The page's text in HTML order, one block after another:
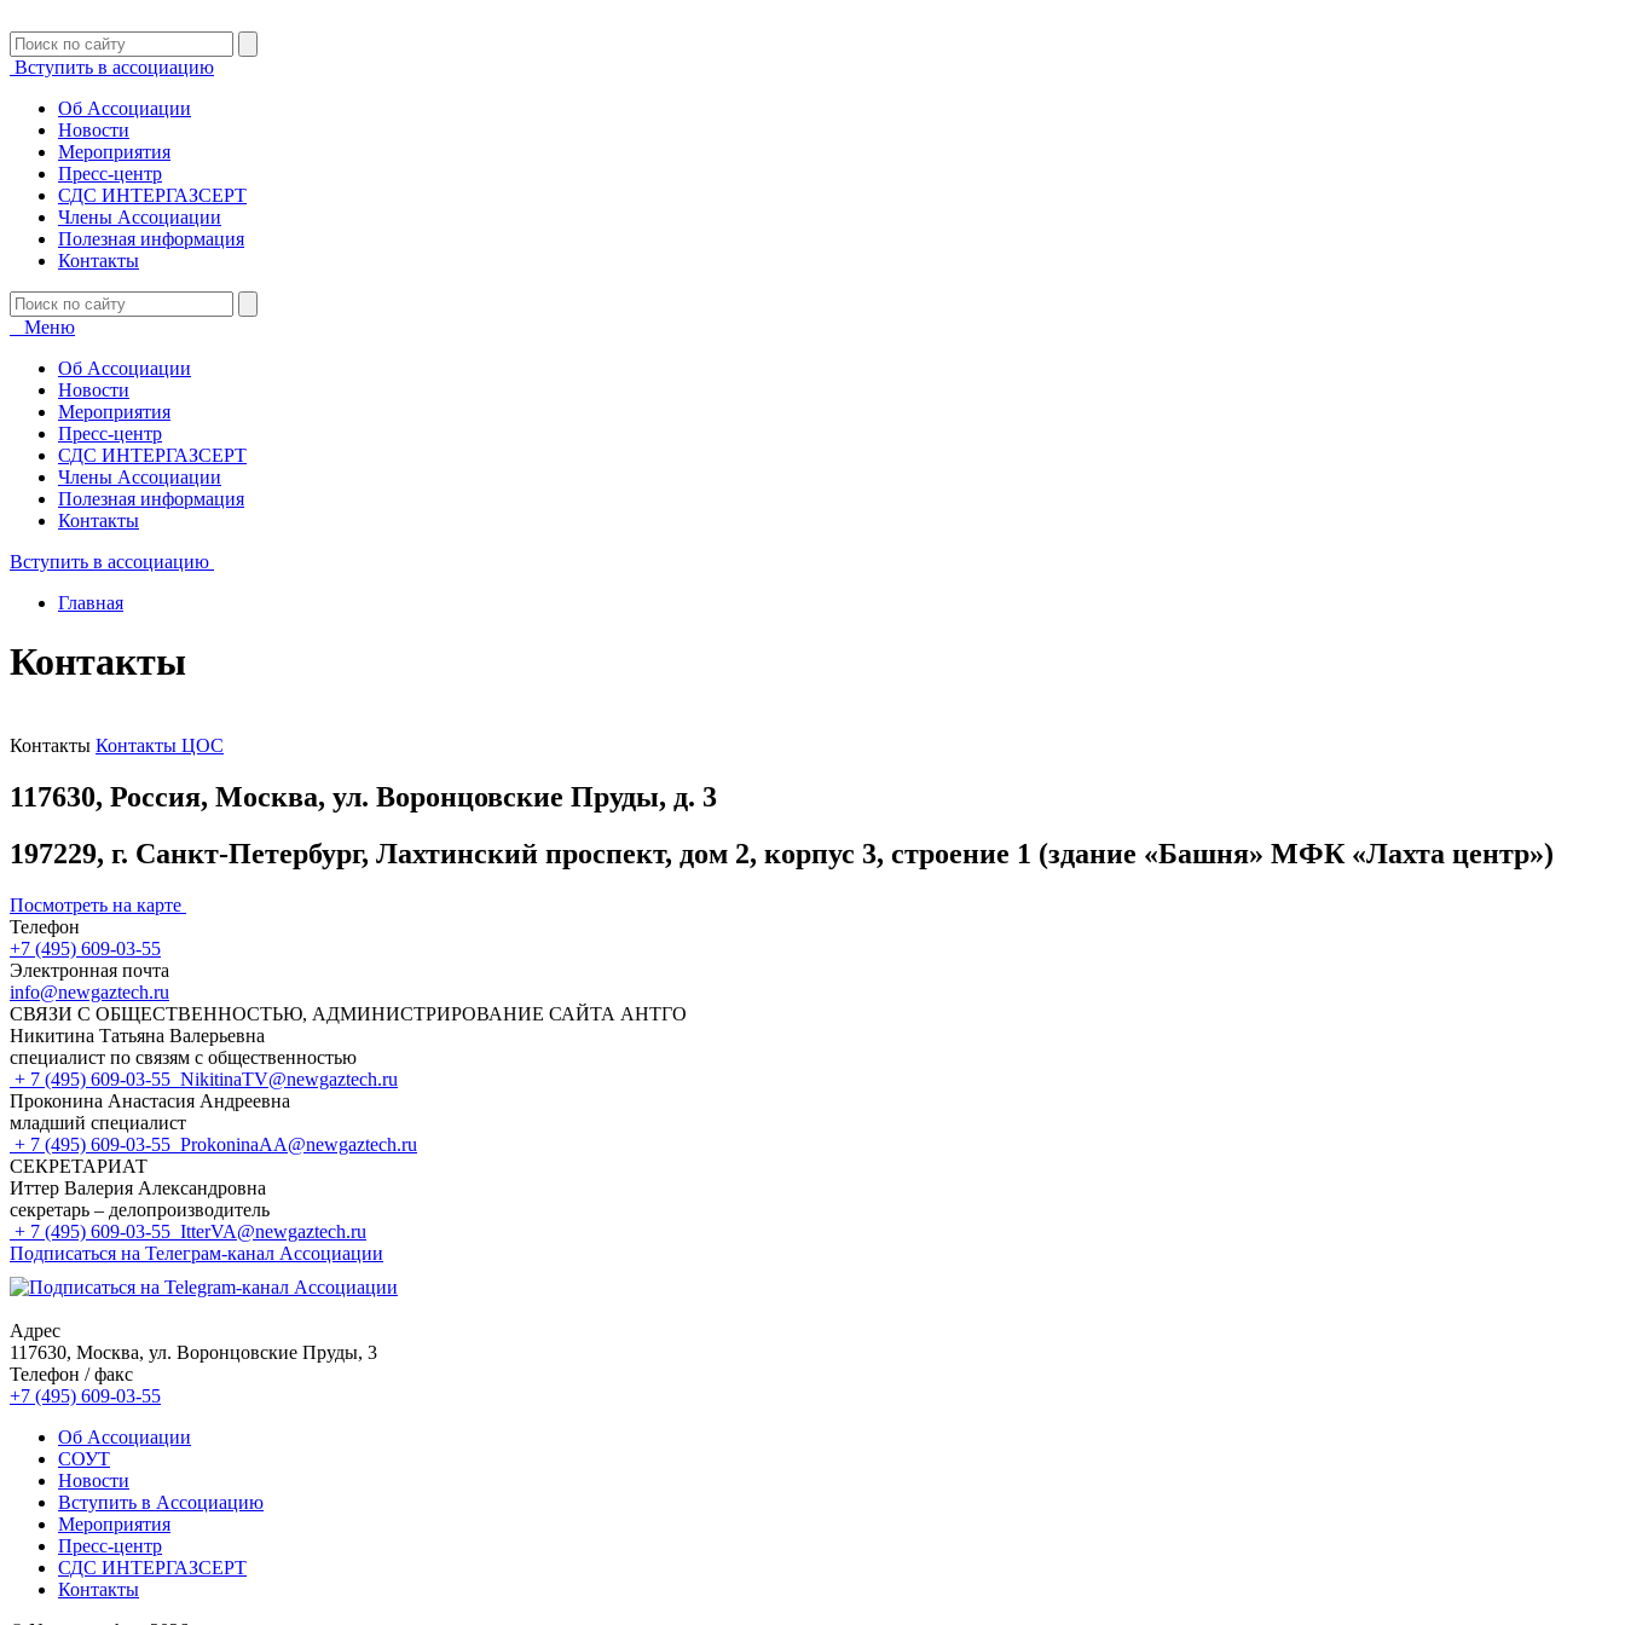
Вступить в ассоциацию
Об Ассоциации
Новости
Мероприятия
Пресс-центр
СДС ИНТЕРГАЗСЕРТ
Члены Ассоциации
Полезная информация
Контакты
Меню
Об Ассоциации
Новости
Мероприятия
Пресс-центр
СДС ИНТЕРГАЗСЕРТ
Члены Ассоциации
Полезная информация
Контакты
Вступить в ассоциацию
Главная
Контакты
Контакты Контакты ЦОС
117630, Россия, Москва, ул. Воронцовские Пруды, д. 3
197229, г. Санкт-Петербург, Лахтинский проспект, дом 2, корпус 3, строение 1 (здание «Башня» МФК «Лахта центр»)
Посмотреть на карте
Телефон
+7 (495) 609-03-55
Электронная почта
info@newgaztech.ru
СВЯЗИ С ОБЩЕСТВЕННОСТЬЮ, АДМИНИСТРИРОВАНИЕ САЙТА АНТГО
Никитина Татьяна Валерьевна
специалист по связям с общественностью
+ 7 (495) 609-03-55 NikitinaTV@newgaztech.ru
Проконина Анастасия Андреевна
младший специалист
+ 7 (495) 609-03-55 ProkoninaAA@newgaztech.ru
СЕКРЕТАРИАТ
Иттер Валерия Александровна
секретарь – делопроизводитель
+ 7 (495) 609-03-55 ItterVA@newgaztech.ru
Подписаться на Телеграм-канал Ассоциации
Адрес
117630, Москва, ул. Воронцовские Пруды, 3
Телефон / факс
+7 (495) 609-03-55
Об Ассоциации
СОУТ
Новости
Вступить в Ассоциацию
Мероприятия
Пресс-центр
СДС ИНТЕРГАЗСЕРТ
Контакты